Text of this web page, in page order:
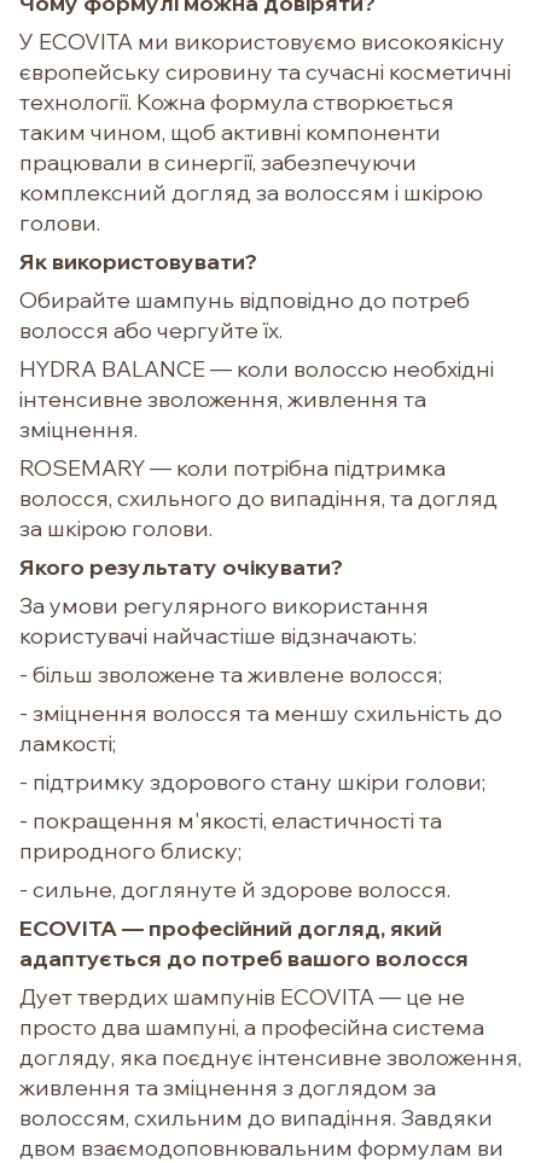
У ECOVITA ми використовуємо високоякісну
європейську сировину та сучасні косметичні
технології. Кожна формула створюється
таким чином, щоб активні компоненти
працювали в синергії, забезпечуючи
комплексний догляд за волоссям і шкірою
голови.
Як використовувати?
Обирайте шампунь відповідно до потреб
волосся або чергуйте їх.
HYDRA BALANCE — коли волоссю необхідні
інтенсивне зволоження, живлення та
зміцнення.
ROSEMARY — коли потрібна підтримка
волосся, схильного до випадіння, та догляд
за шкірою голови.
Якого результату очікувати?
За умови регулярного використання
користувачі найчастіше відзначають:
- більш зволожене та живлене волосся;
- зміцнення волосся та меншу схильність до
ламкості;
- підтримку здорового стану шкіри голови;
- покращення м'якості, еластичності та
природного блиску;
- сильне, доглянуте й здорове волосся.
ECOVITA — професійний догляд, який
адаптується до потреб вашого волосся
Дует твердих шампунів ECOVITA — це не
просто два шампуні, а професійна система
догляду, яка поєднує інтенсивне зволоження,
живлення та зміцнення з доглядом за
волоссям, схильним до випадіння. Завдяки
двом взаємодоповнювальним формулам ви